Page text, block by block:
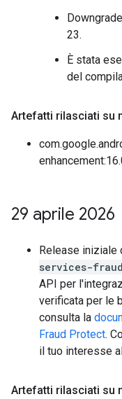
23.
È stata
del
Artefatti rilasciati su
29 aprile 2026
Release iniziale
services-
API per
verificata per le
consulta la
Fraud Protect.
il tuo interesse
Artefatti rilasciati su